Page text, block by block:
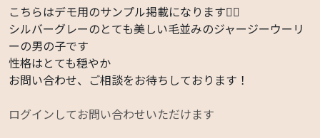
こちらはデモ用のサンプル掲載になります🙇‍♂️
シルバーグレーのとても美しい毛並みのジャージーウーリ
ーの男の子です
性格はとても穏やか
お問い合わせ、ご相談をお待ちしております！
ログインしてお問い合わせいただけます